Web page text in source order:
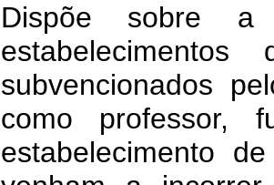
Dispõe sobre
subvencionados
como professor,
estabelecimento